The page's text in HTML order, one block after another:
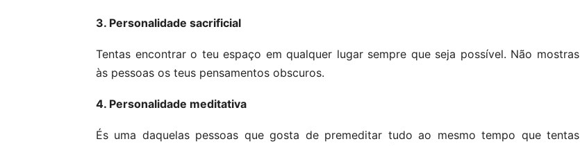
3. Personalidade sacrificial
Tentas encontrar o teu espaço em qualquer lugar sempre que seja possível. Não mostras
às pessoas os teus pensamentos obscuros.
4. Personalidade meditativa
És uma daquelas pessoas que gosta de premeditar tudo ao mesmo tempo que tentas